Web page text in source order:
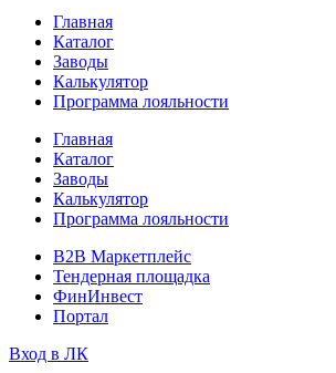
Главная
Каталог
Заводы
Калькулятор
Программа лояльности
Главная
Каталог
Заводы
Калькулятор
Программа лояльности
B2B Маркетплейс
Тендерная площадка
ФинИнвест
Портал
Вход в ЛК